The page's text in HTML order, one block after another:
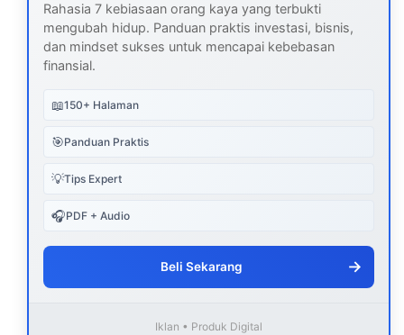
Rahasia 7 kebiasaan orang kaya yang terbukti
mengubah hidup. Panduan praktis investasi, bisnis,
dan mindset sukses untuk mencapai kebebasan
finansial.
📖150+ Halaman
🎯Panduan Praktis
💡Tips Expert
🎧PDF + Audio
Beli Sekarang →
Iklan • Produk Digital